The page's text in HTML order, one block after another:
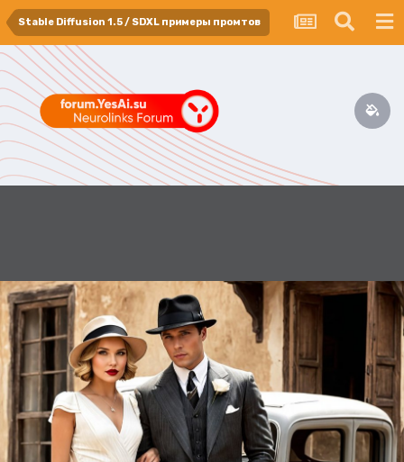
Stable Diffusion 1.5 / SDXL примеры промтов